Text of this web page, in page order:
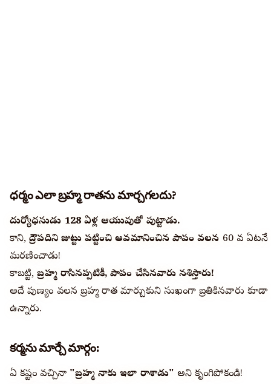
ధర్మం ఎలా బ్రహ్మ రాతను మార్చగలదు?
దుర్యోధనుడు 128 ఏళ్ల ఆయువుతో పుట్టాడు.
కాని,ద్రౌపదిని జుట్టు పట్టించి అవమానించిన పాపం వలన 60 వ ఏటనే
మరణించాడు!
కాబట్టి,బ్రహ్మ రాసినప్పటికీ, పాపం చేసినవారు నశిస్తారు!
అదే పుణ్యం వలన బ్రహ్మ రాత మార్చుకుని సుఖంగా బ్రతికినవారు కూడా
ఉన్నారు.
కర్మను మార్చే మార్గం:
ఏ కష్టం వచ్చినా "బ్రహ్మ నాకు ఇలా రాశాడు" అని కృంగిపోకండి!